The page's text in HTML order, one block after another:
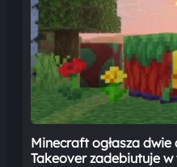
Minecraft ogłasza
Takeover zadebiutuje